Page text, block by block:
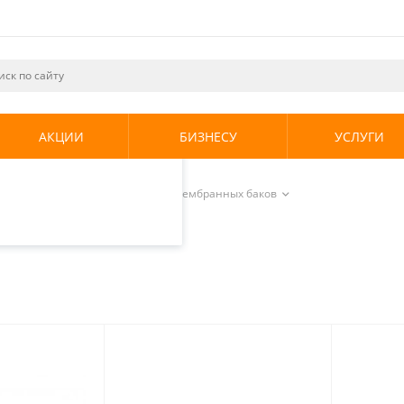
и
использования.
.
АКЦИИ БИЗНЕСУ УСЛУГИ
Крепления для мембранных баков